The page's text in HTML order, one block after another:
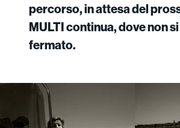
percorso, in attesa del
MULTI continua, dove non
fermato.